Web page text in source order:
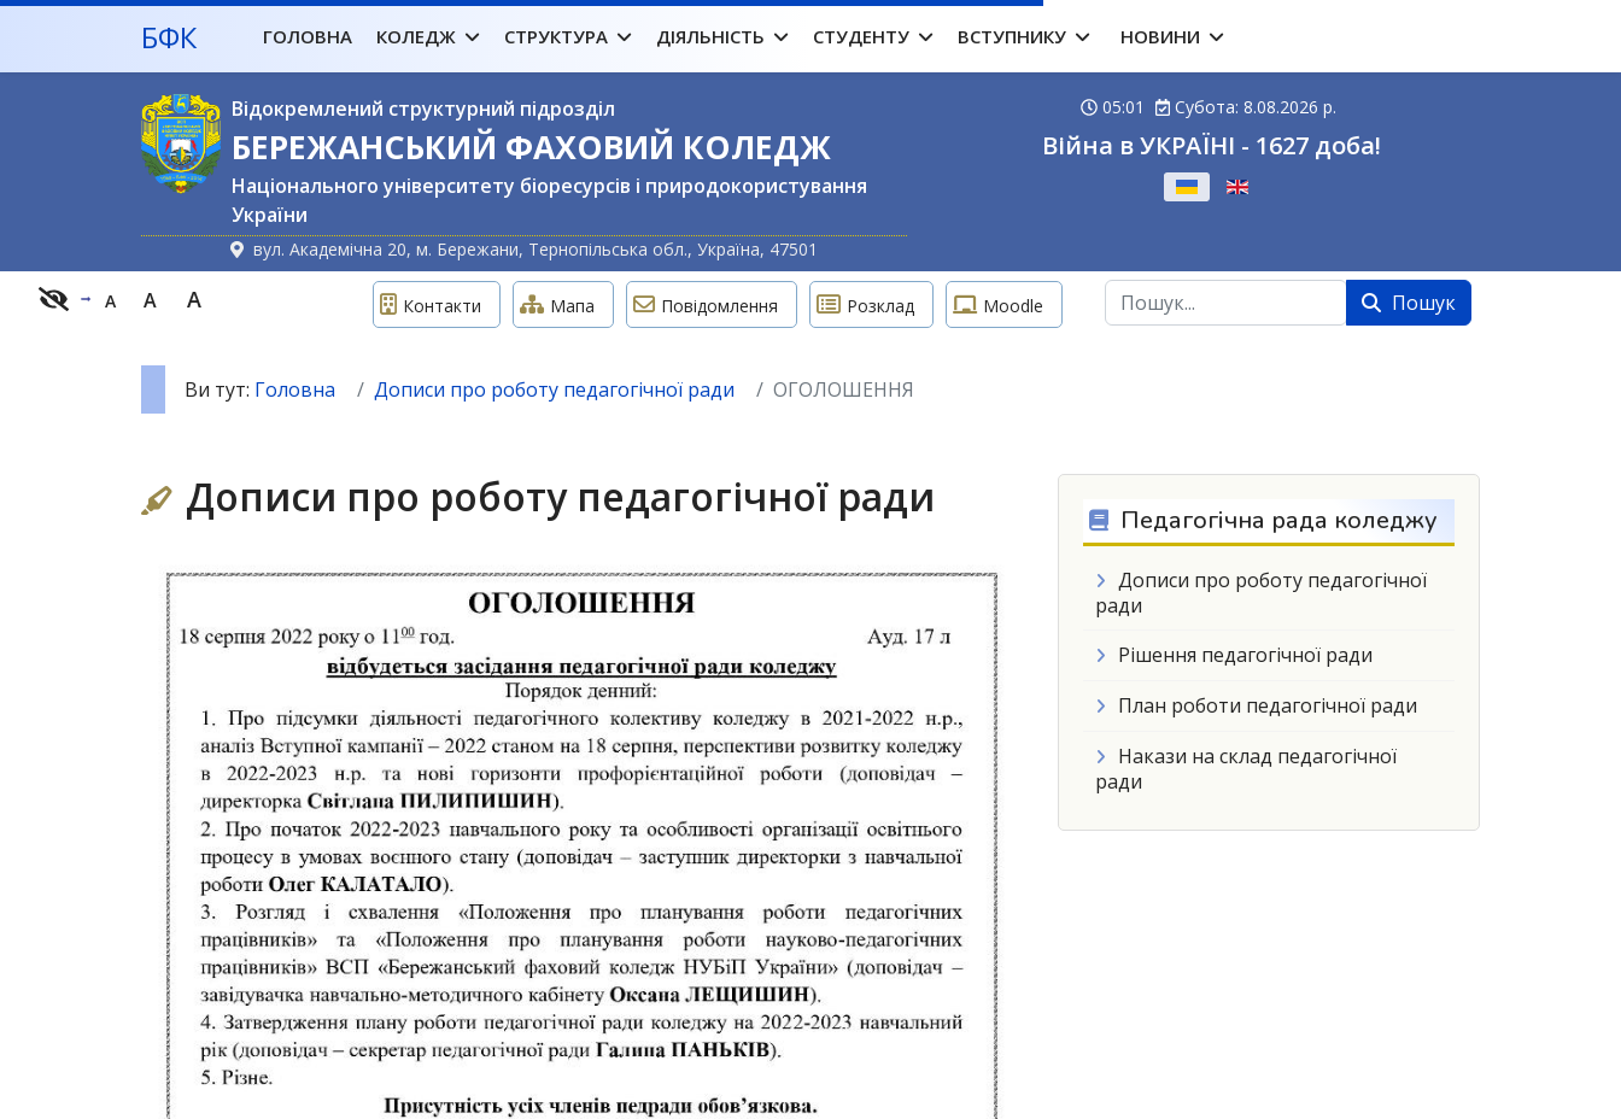
БФК ГОЛОВНА КОЛЕДЖ СТРУКТУРА ДІЯЛЬНІСТЬ СТУДЕНТУ ВСТУПНИКУ НОВИНИ
Відокремлений структурний підрозділ
БЕРЕЖАНСЬКИЙ ФАХОВИЙ КОЛЕДЖ
Національного університету біоресурсів і природокористування
України
вул. Академічна 20, м. Бережани, Тернопільська обл., Україна, 47501
05:01 Субота: 8.08.2026 р.
Війна в УКРАЇНІ - 1627 доба!
A A A Контакти Мапа Повідомлення Розклад Moodle Пошук Пошук
Ви тут: Головна Дописи про роботу педагогічної ради ОГОЛОШЕННЯ
Дописи про роботу педагогічної ради Педагогічна рада коледжу
Дописи про роботу педагогічної
ради
Рішення педагогічної ради
План роботи педагогічної ради
Накази на склад педагогічної
ради